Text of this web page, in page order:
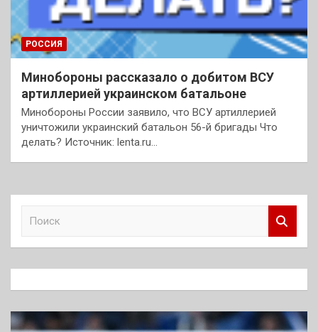
РОССИЯ
Минобороны рассказало о добитом ВСУ
артиллерией украинском батальоне
Минобороны России заявило, что ВСУ артиллерией
уничтожили украинский батальон 56-й бригады Что
делать? Источник: lenta.ru…
к